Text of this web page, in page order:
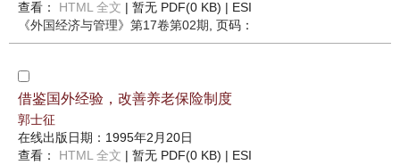
查看： HTML 全文 | 暂无 PDF(0 KB) | ESI
《外国经济与管理》 第17卷第02期 , 页码：
借鉴国外经验，改善养老保险制度
郭士征
在线出版日期：1995年2月20日
查看： HTML 全文 | 暂无 PDF(0 KB) | ESI